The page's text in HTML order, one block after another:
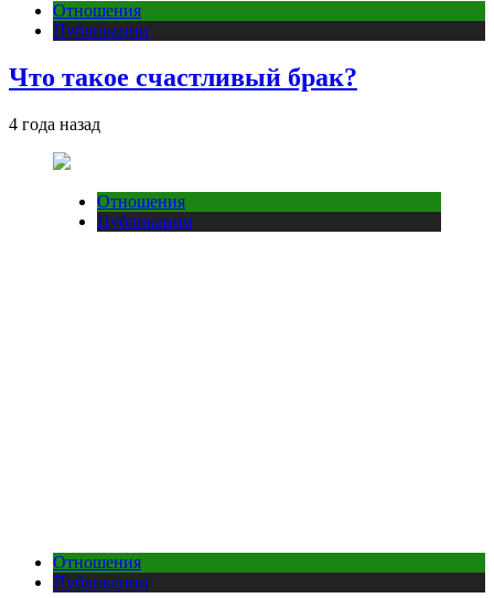
Отношения
Публикации
Что такое счастливый брак?
4 года назад
Отношения
Публикации
Отношения
Публикации